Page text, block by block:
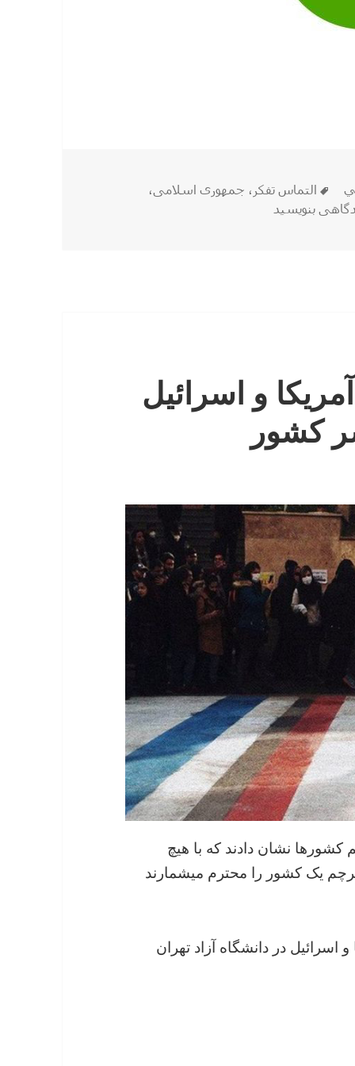
برچسب‌ها
التماس تفکر ، جمهوری اسلامی،
چه چیزایی قبلا حرام بود !!
بنویسید
و اسرائیل
کشور
کشورها نشان دادند که با هیچ
یک کشور را محترم میشمارند
اسرائیل در دانشگاه آزاد تهران